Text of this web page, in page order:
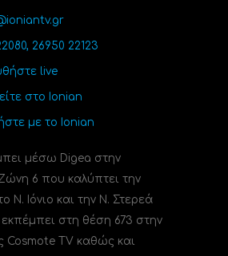
26950 22123
live
στο Ionian
με το Ionian
μέσω Digea στην
6 που καλύπτει την
N. Ιόνιο και την Ν. Στερεά
στη θέση 673 στην
Cosmote TV καθώς και